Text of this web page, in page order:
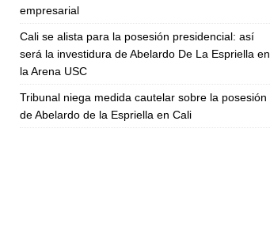
empresarial
Cali se alista para la posesión presidencial: así
será la investidura de Abelardo De La Espriella en
la Arena USC
Tribunal niega medida cautelar sobre la posesión
de Abelardo de la Espriella en Cali